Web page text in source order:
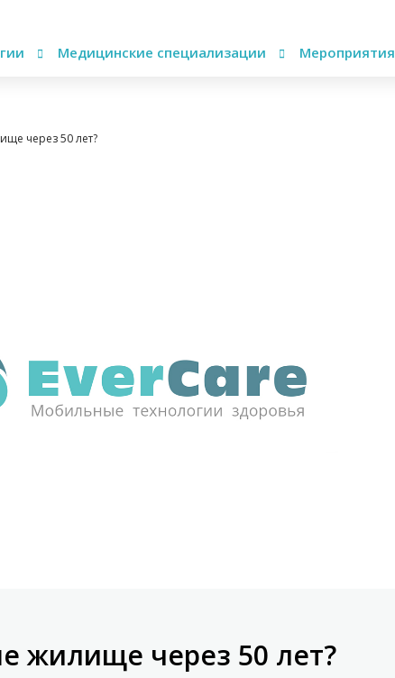
Медицинские специализации Мероприятия
через 50 лет?
жилище через 50 лет?